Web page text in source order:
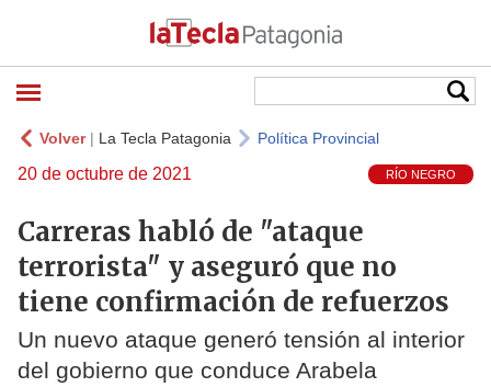
Volver| La Tecla Patagonia Política Provincial
20 de octubre de 2021 RÍO NEGRO
Carreras habló de "ataque
terrorista" y aseguró que no
tiene confirmación de refuerzos
Un nuevo ataque generó tensión al interior
del gobierno que conduce Arabela